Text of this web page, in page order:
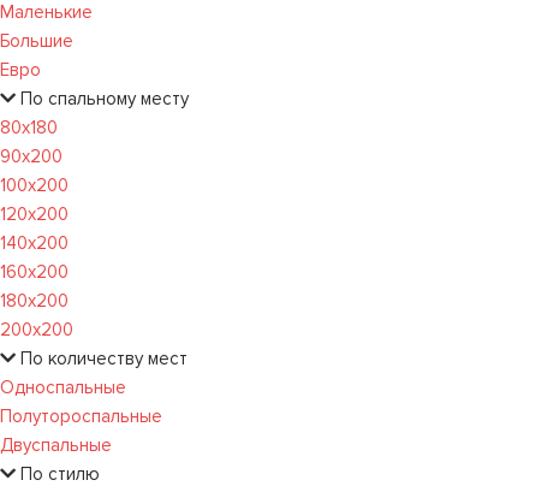
Маленькие
Большие
Евро
По спальному месту
80х180
90х200
100х200
120x200
140х200
160х200
180х200
200х200
По количеству мест
Односпальные
Полутороспальные
Двуспальные
По стилю